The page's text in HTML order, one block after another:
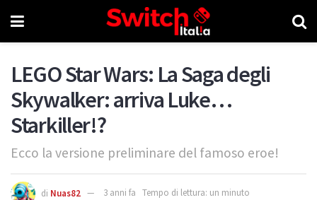
LEGO Star Wars: La Saga degli
Skywalker: arriva Luke…
Starkiller!?
Ecco la versione preliminare del famoso eroe!
di Nuas82 3 anni fa Tempo di lettura: un minuto